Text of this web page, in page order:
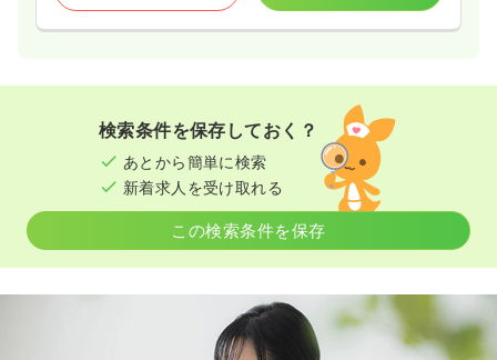
検索条件を保存しておく？
あとから簡単に検索
新着求人を受け取れる
この検索条件を保存